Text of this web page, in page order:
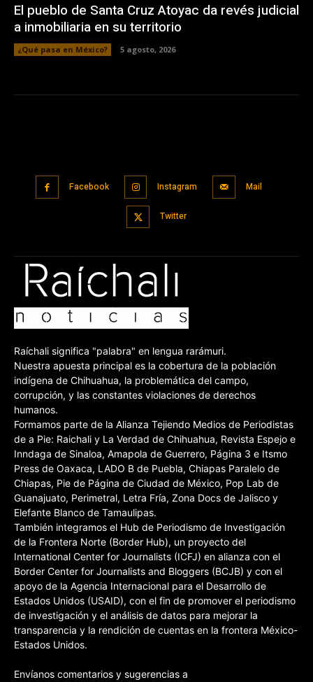
El pueblo de Santa Cruz Atoyac da revés judicial
a inmobiliaria en su territorio
¿Qué pasa en México? 5 agosto, 2026
Facebook Instagram Mail
Twitter
Raíchali significa "palabra" en lengua rarámuri.
Nuestra apuesta principal es la cobertura de la población
indígena de Chihuahua, la problemática del campo,
corrupción, y las constantes violaciones de derechos
humanos.
Formamos parte de la Alianza Tejiendo Medios de Periodistas
de a Pie: Raichali y La Verdad de Chihuahua, Revista Espejo e
Inndaga de Sinaloa, Amapola de Guerrero, Página 3 e Itsmo
Press de Oaxaca, LADO B de Puebla, Chiapas Paralelo de
Chiapas, Pie de Página de Ciudad de México, Pop Lab de
Guanajuato, Perimetral, Letra Fría, Zona Docs de Jalisco y
Elefante Blanco de Tamaulipas.
También integramos el Hub de Periodismo de Investigación
de la Frontera Norte (Border Hub), un proyecto del
International Center for Journalists (ICFJ) en alianza con el
Border Center for Journalists and Bloggers (BCJB) y con el
apoyo de la Agencia Internacional para el Desarrollo de
Estados Unidos (USAID), con el fin de promover el periodismo
de investigación y el análisis de datos para mejorar la
transparencia y la rendición de cuentas en la frontera México-
Estados Unidos.
Envíanos comentarios y sugerencias a